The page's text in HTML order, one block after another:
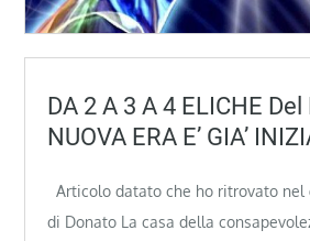
DA 2 A 3 A 4 ELICHE Del
NUOVA ERA E’ GIA’
Articolo datato che ho ritrovato nel
di Donato La casa della